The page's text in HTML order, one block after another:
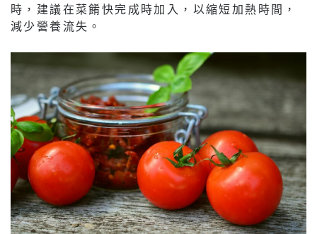
時，建議在菜餚快完成時加入，以縮短加熱時間，
減少營養流失。